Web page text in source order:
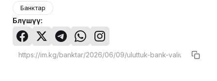
Банктар
Бөлүшүү: